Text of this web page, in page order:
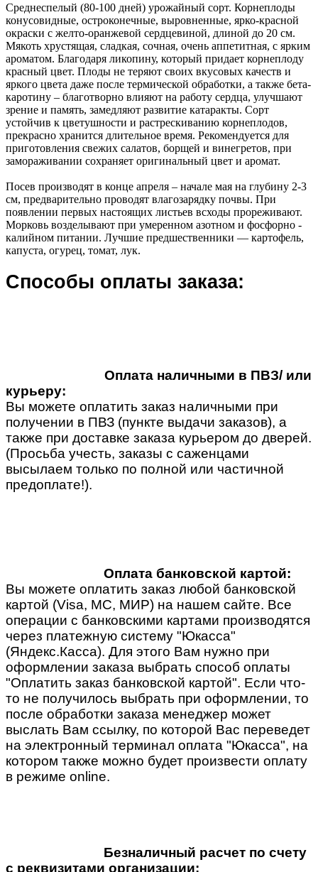
Среднеспелый (80-100 дней) урожайный сорт. Корнеплоды
конусовидные, остроконечные, выровненные, ярко-красной
окраски с желто-оранжевой сердцевиной, длиной до 20 см.
Мякоть хрустящая, сладкая, сочная, очень аппетитная, с ярким
ароматом. Благодаря ликопину, который придает корнеплоду
красный цвет. Плоды не теряют своих вкусовых качеств и
яркого цвета даже после термической обработки, а также бета-
каротину – благотворно влияют на работу сердца, улучшают
зрение и память, замедляют развитие катаракты. Сорт
устойчив к цветушности и растрескиванию корнеплодов,
прекрасно хранится длительное время. Рекомендуется для
приготовления свежих салатов, борщей и винегретов, при
замораживании сохраняет оригинальный цвет и аромат.
Посев производят в конце апреля – начале мая на глубину 2-3
см, предварительно проводят влагозарядку почвы. При
появлении первых настоящих листьев всходы прореживают.
Морковь возделывают при умеренном азотном и фосфорно -
калийном питании. Лучшие предшественники — картофель,
капуста, огурец, томат, лук.
Способы оплаты заказа:
Оплата наличными в ПВЗ/ или
курьеру:
Вы можете оплатить заказ наличными при
получении в ПВЗ (пункте выдачи заказов), а
также при доставке заказа курьером до дверей.
(Просьба учесть, заказы с саженцами
высылаем только по полной или частичной
предоплате!).
Оплата банковской картой:
Вы можете оплатить заказ любой банковской
картой (Visa, MC, МИР) на нашем сайте. Все
операции с банковскими картами производятся
через платежную систему "Юкасса"
(Яндекс.Касса). Для этого Вам нужно при
оформлении заказа выбрать способ оплаты
"Оплатить заказ банковской картой". Если что-
то не получилось выбрать при оформлении, то
после обработки заказа менеджер может
выслать Вам ссылку, по которой Вас переведет
на электронный терминал оплата "Юкасса", на
котором также можно будет произвести оплату
в режиме online.
Безналичный расчет по счету
с реквизитами организации: